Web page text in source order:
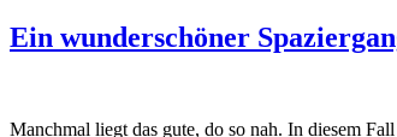
Ein wunderschöner
Manchmal liegt das gute, do so nah. In diesem